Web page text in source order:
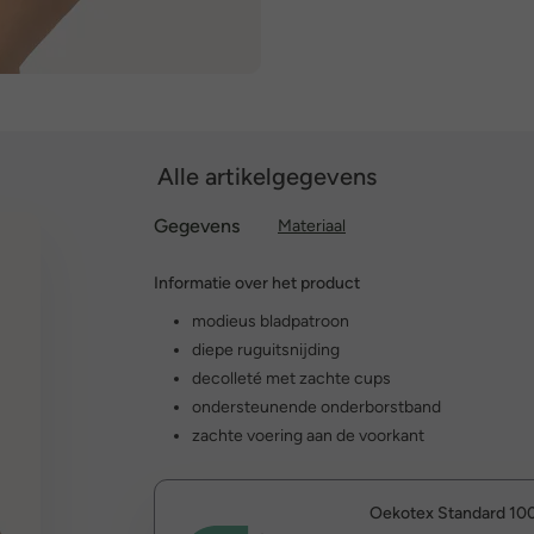
Alle artikelgegevens
Gegevens Materiaal
Informatie over het product
modieus bladpatroon
diepe ruguitsnijding
decolleté met zachte cups
ondersteunende onderborstband
zachte voering aan de voorkant
Oekotex Standard